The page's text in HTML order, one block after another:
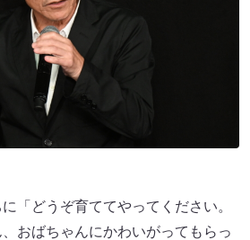
「どうぞ育ててやってください。
おばちゃんにかわいがってもらっ